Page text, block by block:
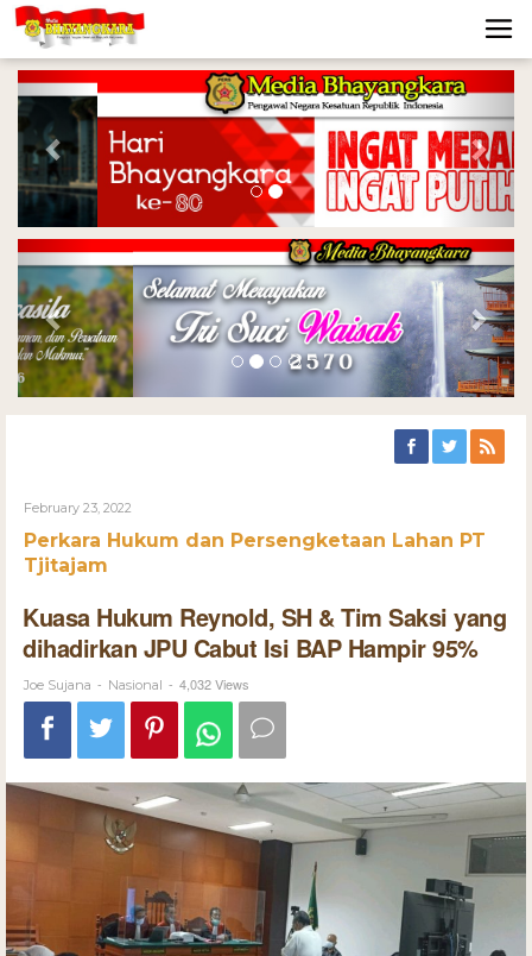
Previous Next
Previous Next
February 23, 2022
Perkara Hukum dan Persengketaan Lahan PT
Tjitajam
Kuasa Hukum Reynold, SH & Tim Saksi yang
dihadirkan JPU Cabut Isi BAP Hampir 95%
Joe Sujana - Nasional - 4,032 Views